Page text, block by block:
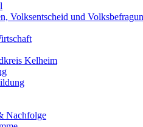
Volksentscheid und
Kelheim
Nachfolge